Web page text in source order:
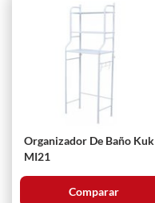
Organizador De Baño Kuk
MI21
Comparar